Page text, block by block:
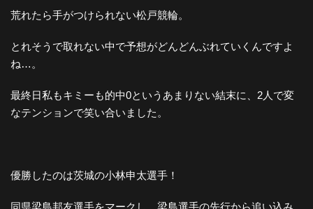
荒れたら手がつけられない松戸競輪。
とれそうで取れない中で予想がどんどんぶれていくんですよ
ね…。
最終日私もキミーも的中0というあまりない結末に、2人で変
なテンションで笑い合いました。
優勝したのは茨城の小林申太選手！
同県梁島邦友選手をマークし、梁島選手の先行から追い込み